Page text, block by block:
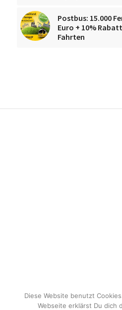
Postbus: 15.000
Euro + 10%
Fahrten
Diese Website benutzt
Webseite erklärst Du dich